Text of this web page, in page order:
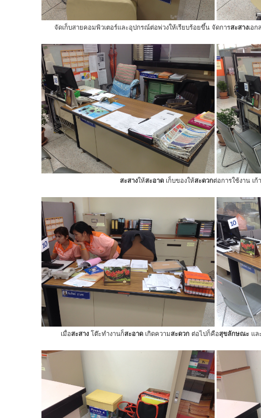
จัดเก็บสายคอมพิวเตอร์และอุปกรณ์ต่อพ่วงให้เรียบร้อยขึ้น จัดการสะสางเอก
สะสางให้สะอาดเก็บของให้สะดวกต่อการใช้งาน เก้
เมื่อสะสางโต๊ะทำงานก็สะอาดเกิดความสะดวกต่อไปก็คือสุขลักษณะ แล